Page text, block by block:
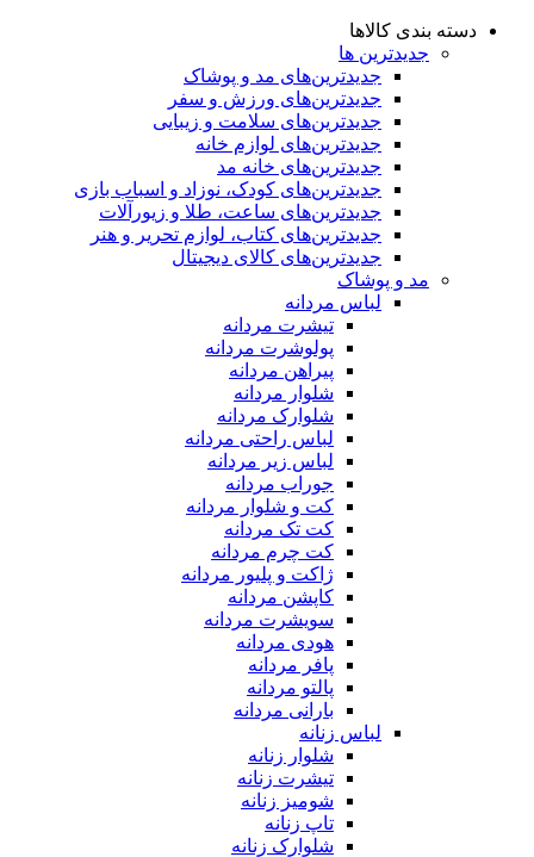
دسته بندی کالاها
جدیدترین ها
جدید‌ترین‌های مد و پوشاک
جدید‌ترین‌های ورزش و سفر
جدید‌ترین‌های سلامت و زیبایی
جدید‌ترین‌های لوازم خانه
جدیدترین‌های خانه مد
جدید‌ترین‌های کودک، نوزاد و اسباب بازی
جدید‌ترین‌های ساعت، طلا و زیورآلات
جدید‌ترین‌های کتاب، لوازم تحریر و هنر
جدید‌ترین‌های کالای دیجیتال
مد و پوشاک
لباس مردانه
تیشرت مردانه
پولوشرت مردانه
پیراهن مردانه
شلوار مردانه
شلوارک مردانه
لباس راحتی مردانه
لباس زیر مردانه
جوراب مردانه
کت و شلوار مردانه
کت تک مردانه
کت چرم مردانه
ژاکت و پلیور مردانه
کاپشن مردانه
سویشرت مردانه
هودی مردانه
پافر مردانه
پالتو مردانه
بارانی مردانه
لباس زنانه
شلوار زنانه
تیشرت زنانه
شومیز زنانه
تاپ زنانه
شلوارک زنانه